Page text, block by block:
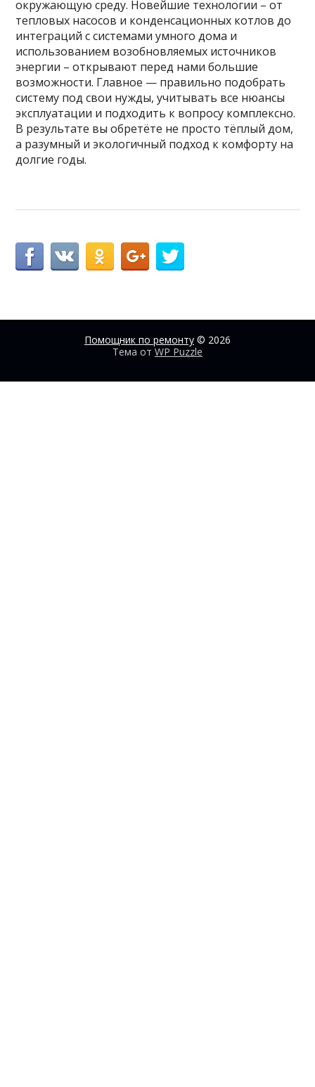
окружающую среду. Новейшие технологии – от
тепловых насосов и конденсационных котлов до
интеграций с системами умного дома и
использованием возобновляемых источников
энергии – открывают перед нами большие
возможности. Главное — правильно подобрать
систему под свои нужды, учитывать все нюансы
эксплуатации и подходить к вопросу комплексно.
В результате вы обретёте не просто тёплый дом,
а разумный и экологичный подход к комфорту на
долгие годы.
Помощник по ремонту © 2026
Тема от WP Puzzle